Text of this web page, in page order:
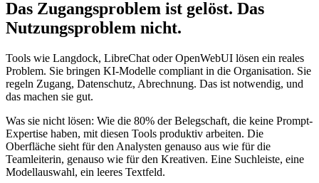
Das Zugangsproblem ist gelöst. Das
Nutzungsproblem nicht.
Tools wie Langdock, LibreChat oder OpenWebUI lösen ein reales
Problem. Sie bringen KI-Modelle compliant in die Organisation. Sie
regeln Zugang, Datenschutz, Abrechnung. Das ist notwendig, und
das machen sie gut.
Was sie nicht lösen: Wie die 80% der Belegschaft, die keine Prompt-
Expertise haben, mit diesen Tools produktiv arbeiten. Die
Oberfläche sieht für den Analysten genauso aus wie für die
Teamleiterin, genauso wie für den Kreativen. Eine Suchleiste, eine
Modellauswahl, ein leeres Textfeld.